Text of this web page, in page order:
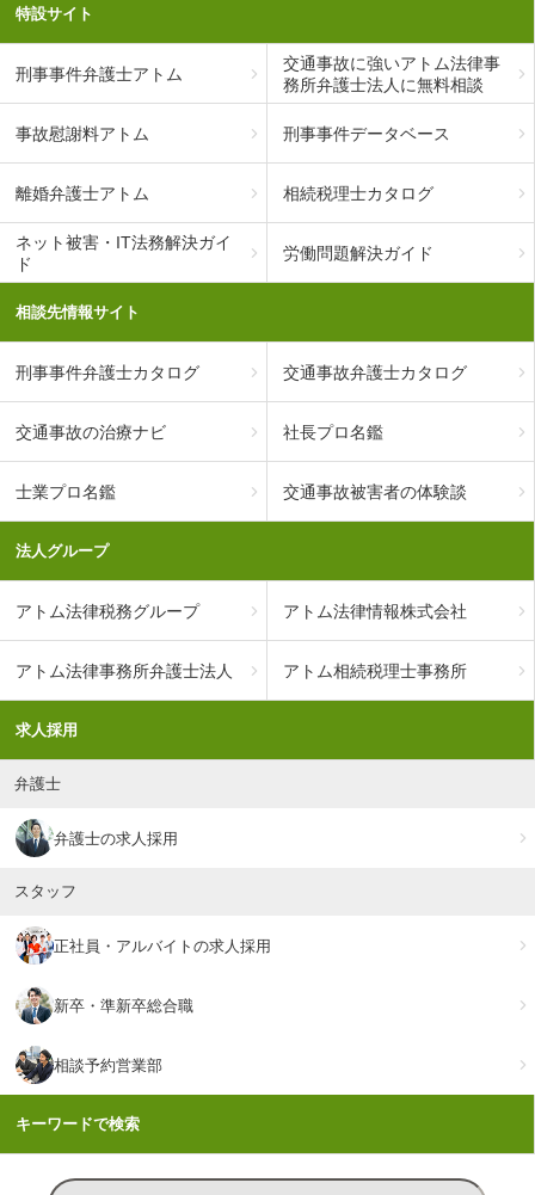
特設サイト
刑事事件弁護士アトム
交通事故に強いアトム法律事
務所弁護士法人に無料相談
事故慰謝料アトム 刑事事件データベース
離婚弁護士アトム 相続税理士カタログ
ネット被害・IT法務解決ガイ
ド
労働問題解決ガイド
相談先情報サイト
刑事事件弁護士カタログ 交通事故弁護士カタログ
交通事故の治療ナビ 社長プロ名鑑
士業プロ名鑑 交通事故被害者の体験談
法人グループ
アトム法律税務グループ アトム法律情報株式会社
アトム法律事務所弁護士法人 アトム相続税理士事務所
求人採用
弁護士
弁護士の求人採用
スタッフ
正社員・アルバイトの求人採用
新卒・準新卒総合職
相談予約営業部
キーワードで検索